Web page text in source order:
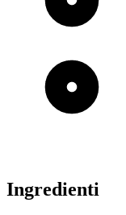
Ingredienti